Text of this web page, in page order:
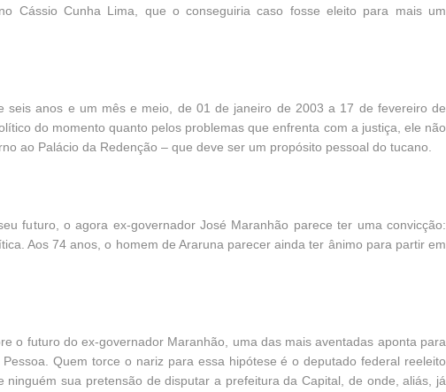
Cássio Cunha Lima, que o conseguiria caso fosse eleito para mais um
seis anos e um mês e meio, de 01 de janeiro de 2003 a 17 de fevereiro de
do momento quanto pelos problemas que enfrenta com a justiça, ele não
ao Palácio da Redenção – que deve ser um propósito pessoal do tucano.
futuro, o agora ex-governador José Maranhão parece ter uma convicção:
Aos 74 anos, o homem de Araruna parecer ainda ter ânimo para partir em
o futuro do ex-governador Maranhão, uma das mais aventadas aponta para
Quem torce o nariz para essa hipótese é o deputado federal reeleito
ninguém sua pretensão de disputar a prefeitura da Capital, de onde, aliás, já